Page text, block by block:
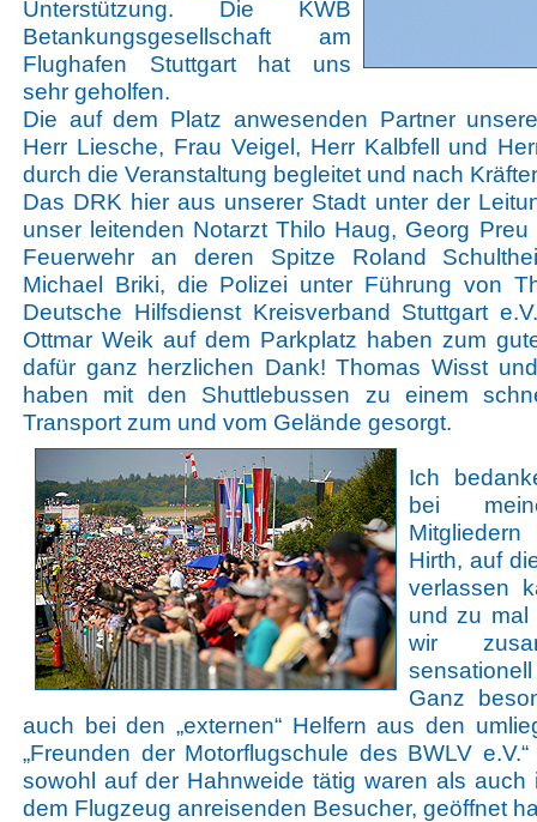
Unterstützung. Die KWB
Betankungsgesellschaft am
Flughafen Stuttgart hat uns
sehr geholfen.
Die auf dem Platz anwesenden Partner
Herr Liesche, Frau Veigel, Herr Kalbfell und
durch die Veranstaltung begleitet und nach
Das DRK hier aus unserer Stadt unter der
unser leitenden Notarzt Thilo Haug, Georg
Feuerwehr an deren Spitze Roland
Michael Briki, die Polizei unter Führung von
Deutsche Hilfsdienst Kreisverband Stuttgart
Ottmar Weik auf dem Parkplatz haben zum
dafür ganz herzlichen Dank! Thomas Wisst
haben mit den Shuttlebussen zu einem
Transport zum und vom Gelände gesorgt.
Ich
bei
Hirth, auf
verlassen
und zu mal
wir
Ganz
auch bei den „externen“ Helfern aus den
„Freunden der Motorflugschule des BWLV
sowohl auf der Hahnweide tätig waren als auch
dem Flugzeug anreisenden Besucher, geöffnet